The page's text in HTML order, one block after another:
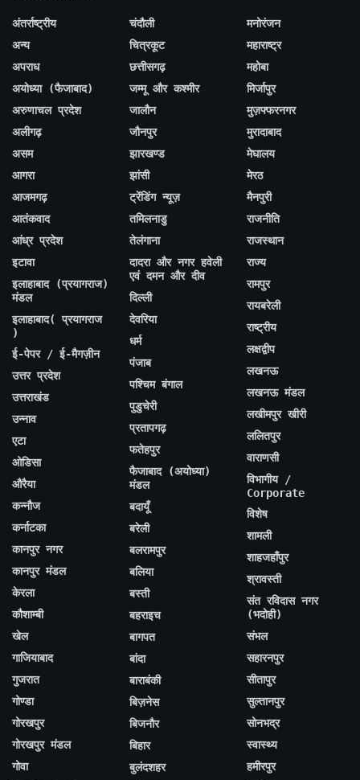
अंतर्राष्ट्रीय
अन्य
अपराध
अयोध्या (फैजाबाद)
अरुणाचल प्रदेश
अलीगढ़
असम
आगरा
आजमगढ़
आतंकवाद
आंध्र प्रदेश
इटावा
इलाहाबाद (प्रयागराज)
मंडल
इलाहाबाद( प्रयागराज
)
ई-पेपर / ई-मैगज़ीन
उत्तर प्रदेश
उत्तराखंड
उन्नाव
एटा
ओडिसा
औरैया
कन्नौज
कर्नाटका
कानपुर नगर
कानपुर मंडल
केरला
कौशाम्बी
खेल
गाजियाबाद
गुजरात
गोण्डा
गोरखपुर
गोरखपुर मंडल
गोवा
चंदौली
चित्रकूट
छत्तीसगढ़
जम्मू और कश्मीर
जालौन
जौनपुर
झारखण्ड
झांसी
ट्रेंडिंग न्यूज़
तमिलनाडु
तेलंगाना
दादरा और नगर हवेली
एवं दमन और दीव
दिल्ली
देवरिया
धर्म
पंजाब
पश्चिम बंगाल
पुडुचेरी
प्रतापगढ़
फतेहपुर
फैजाबाद (अयोध्या)
मंडल
बदायूँ
बरेली
बलरामपुर
बलिया
बस्ती
बहराइच
बागपत
बांदा
बाराबंकी
बिज़नेस
बिजनौर
बिहार
बुलंदशहर
मनोरंजन
महाराष्ट्र
महोबा
मिर्जापुर
मुज़फ्फरनगर
मुरादाबाद
मेघालय
मेरठ
मैनपुरी
राजनीति
राजस्थान
राज्य
रामपुर
रायबरेली
राष्ट्रीय
लक्षद्वीप
लखनऊ
लखनऊ मंडल
लखीमपुर खीरी
ललितपुर
वाराणसी
विभागीय /
Corporate
विशेष
शामली
शाहजहाँपुर
श्रावस्ती
संत रविदास नगर
(भदोही)
संभल
सहारनपुर
सीतापुर
सुल्तानपुर
सोनभद्र
स्वास्थ्य
हमीरपुर